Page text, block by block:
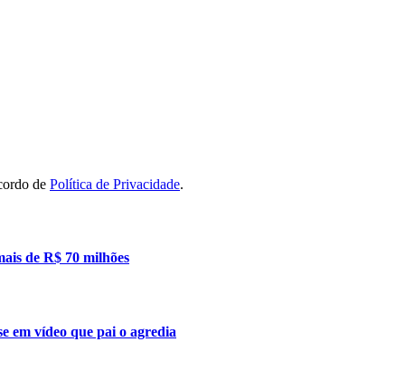
de Política de Privacidade.
de R$ 70 milhões
em vídeo que pai o agredia